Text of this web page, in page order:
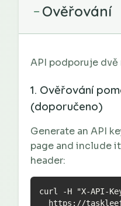
− Ověřování
API podporuje
1. Ověřování
(doporučeno)
Generate an API
page and include
header:
curl -H "X-API-
https://